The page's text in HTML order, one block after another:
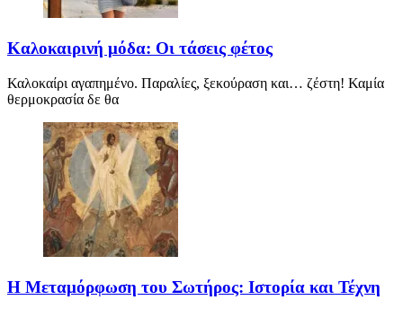
Καλοκαιρινή μόδα: Οι τάσεις φέτος
Καλοκαίρι αγαπημένο. Παραλίες, ξεκούραση και… ζέστη! Καμία
θερμοκρασία δε θα
Η Μεταμόρφωση του Σωτήρος: Ιστορία και Τέχνη